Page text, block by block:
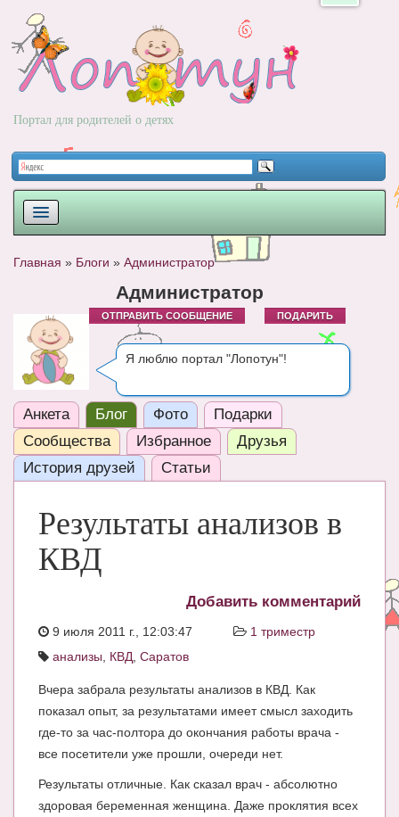
Портал для родителей о детях
НОВОРОЖДЕННЫЙ
РАЗВИТИЕ
ВОПРОС-ОТВЕТ
ЧАТ
КНИГИ
Сказки
ПСИХОЛОГИЯ
МОДА И КРАСОТА
КОНКУРСЫ
СООБЩЕСТВА
БЛОГИ
БЕРЕМЕННОСТЬ
Главная » Блоги » Администратор
Администратор
ОТПРАВИТЬ СООБЩЕНИЕ ПОДАРИТЬ
Я люблю портал "Лопотун"!
Анкета Блог Фото
Подарки
Сообщества
Избранное
Друзья
История друзей
Статьи
Результаты анализов в
КВД
Добавить комментарий
9 июля 2011 г., 12:03:47
1 триместр
анализы
КВД Саратов
Вчера забрала результаты анализов в КВД. Как
показал опыт, за результатами имеет смысл заходить
где-то за час-полтора до окончания работы врача -
все посетители уже прошли, очереди нет.
Результаты отличные. Как сказал врач - абсолютно
здоровая беременная женщина. Даже проклятия всех